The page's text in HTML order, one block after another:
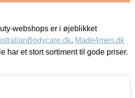
webshops er i øjeblikket
, Made4men.dk
har et stort sortiment til gode priser.